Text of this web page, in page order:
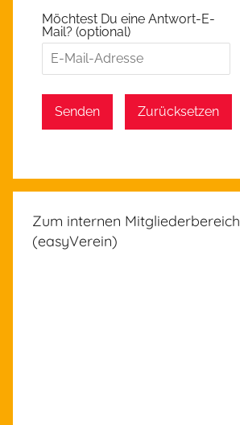
Möchtest Du eine Antwort-E-
Mail? (optional)
Senden Zurücksetzen
Zum internen Mitgliederbereich
(easyVerein)